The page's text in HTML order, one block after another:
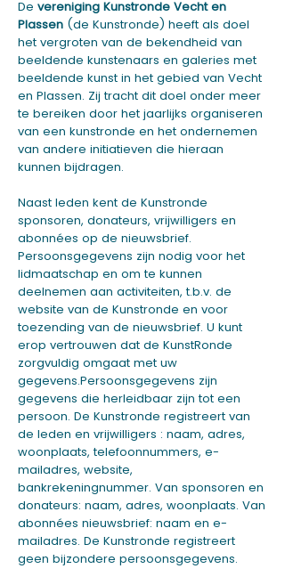
De vereniging Kunstronde Vecht en
Plassen (de Kunstronde) heeft als doel
het vergroten van de bekendheid van
beeldende kunstenaars en galeries met
beeldende kunst in het gebied van Vecht
en Plassen. Zij tracht dit doel onder meer
te bereiken door het jaarlijks organiseren
van een kunstronde en het ondernemen
van andere initiatieven die hieraan
kunnen bijdragen.
Naast leden kent de Kunstronde
sponsoren, donateurs, vrijwilligers en
abonnées op de nieuwsbrief.
Persoonsgegevens zijn nodig voor het
lidmaatschap en om te kunnen
deelnemen aan activiteiten, t.b.v. de
website van de Kunstronde en voor
toezending van de nieuwsbrief. U kunt
erop vertrouwen dat de KunstRonde
zorgvuldig omgaat met uw
gegevens.Persoonsgegevens zijn
gegevens die herleidbaar zijn tot een
persoon. De Kunstronde registreert van
de leden en vrijwilligers : naam, adres,
woonplaats, telefoonnummers, e-
mailadres, website,
bankrekeningnummer. Van sponsoren en
donateurs: naam, adres, woonplaats. Van
abonnées nieuwsbrief: naam en e-
mailadres. De Kunstronde registreert
geen bijzondere persoonsgegevens.